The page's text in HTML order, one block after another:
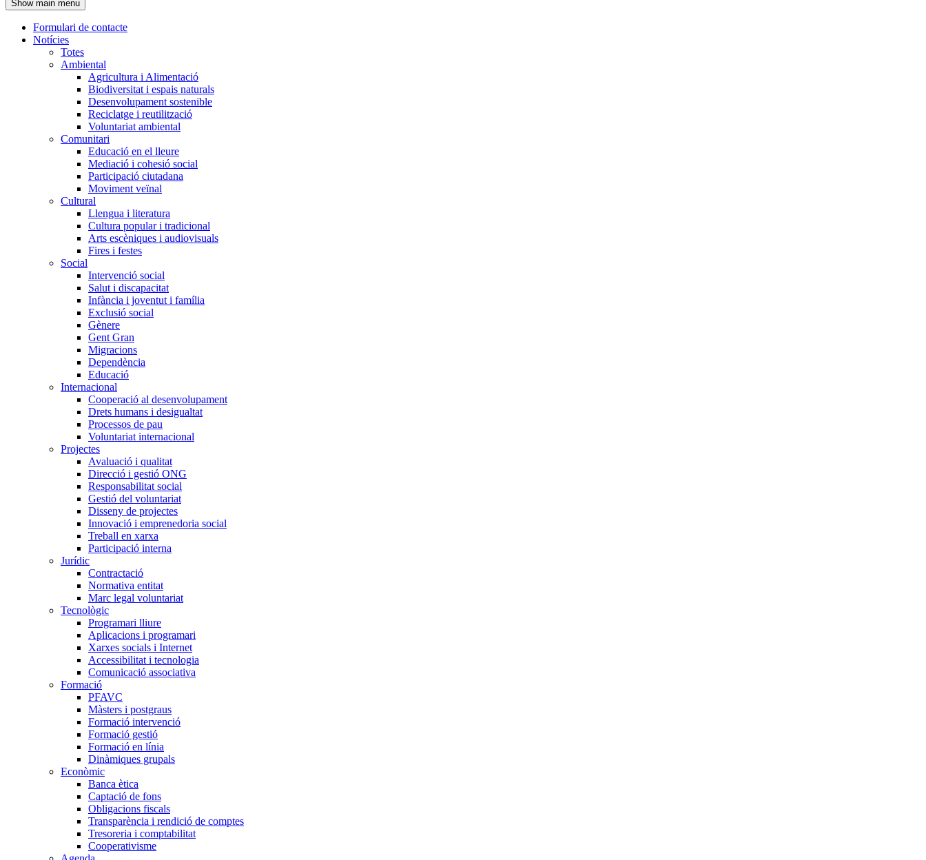
l'encapçalament
Show main menu
Navegació
principal
Formulari de contacte
Notícies
Totes
Ambiental
Agricultura i Alimentació
Biodiversitat i espais naturals
Desenvolupament sostenible
Reciclatge i reutilització
Voluntariat ambiental
Comunitari
Educació en el lleure
Mediació i cohesió social
Participació ciutadana
Moviment veïnal
Cultural
Llengua i literatura
Cultura popular i tradicional
Arts escèniques i audiovisuals
Fires i festes
Social
Intervenció social
Salut i discapacitat
Infància i joventut i família
Exclusió social
Gènere
Gent Gran
Migracions
Dependència
Educació
Internacional
Cooperació al desenvolupament
Drets humans i desigualtat
Processos de pau
Voluntariat internacional
Projectes
Avaluació i qualitat
Direcció i gestió ONG
Responsabilitat social
Gestió del voluntariat
Disseny de projectes
Innovació i emprenedoria social
Treball en xarxa
Participació interna
Jurídic
Contractació
Normativa entitat
Marc legal voluntariat
Tecnològic
Programari lliure
Aplicacions i programari
Xarxes socials i Internet
Accessibilitat i tecnologia
Comunicació associativa
Formació
PFAVC
Màsters i postgraus
Formació intervenció
Formació gestió
Formació en línia
Dinàmiques grupals
Econòmic
Banca ètica
Captació de fons
Obligacions fiscals
Transparència i rendició de comptes
Tresoreria i comptabilitat
Cooperativisme